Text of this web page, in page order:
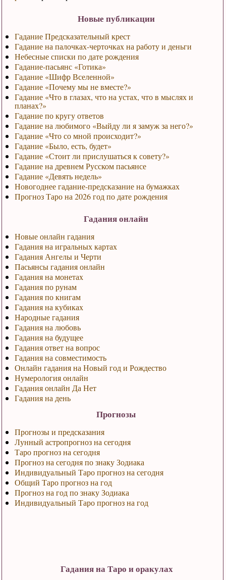
Новые публикации
Гадание Предсказательный крест
Гадание на палочках-черточках на работу и деньги
Небесные списки по дате рождения
Гадание-пасьянс «Готика»
Гадание «Шифр Вселенной»
Гадание «Почему мы не вместе?»
Гадание «Что в глазах, что на устах, что в мыслях и
планах?»
Гадание по кругу ответов
Гадание на любимого «Выйду ли я замуж за него?»
Гадание «Что со мной происходит?»
Гадание «Было, есть, будет»
Гадание «Стоит ли прислушаться к совету?»
Гадание на древнем Русском пасьянсе
Гадание «Девять недель»
Новогоднее гадание-предсказание на бумажках
Прогноз Таро на 2026 год по дате рождения
Гадания онлайн
Новые онлайн гадания
Гадания на игральных картах
Гадания Ангелы и Черти
Пасьянсы гадания онлайн
Гадания на монетах
Гадания по рунам
Гадания по книгам
Гадания на кубиках
Народные гадания
Гадания на любовь
Гадания на будущее
Гадания ответ на вопрос
Гадания на совместимость
Онлайн гадания на Новый год и Рождество
Нумерология онлайн
Гадания онлайн Да Нет
Гадания на день
Прогнозы
Прогнозы и предсказания
Лунный астропрогноз на сегодня
Таро прогноз на сегодня
Прогноз на сегодня по знаку Зодиака
Индивидуальный Таро прогноз на сегодня
Общий Таро прогноз на год
Прогноз на год по знаку Зодиака
Индивидуальный Таро прогноз на год
Гадания на Таро и оракулах